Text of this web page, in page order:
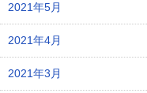
2021年5月
2021年4月
2021年3月